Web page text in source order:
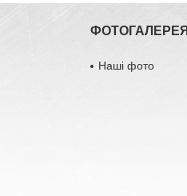
ФОТОГАЛЕРЕЯ
Наші фото